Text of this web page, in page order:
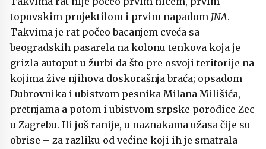
topovskim projektilom i prvim napadom JNA.
Takvima je rat počeo bacanjem cveća sa
beogradskih pasarela na kolonu tenkova koja je
grizla autoput u žurbi da što pre osvoji teritorije na
kojima žive njihova doskorašnja braća; opsadom
Dubrovnika i ubistvom pesnika Milana Milišića,
pretnjama a potom i ubistvom srpske porodice Zec
u Zagrebu. Ili još ranije, u naznakama užasa čije su
obrise – za razliku od većine koji ih je smatrala